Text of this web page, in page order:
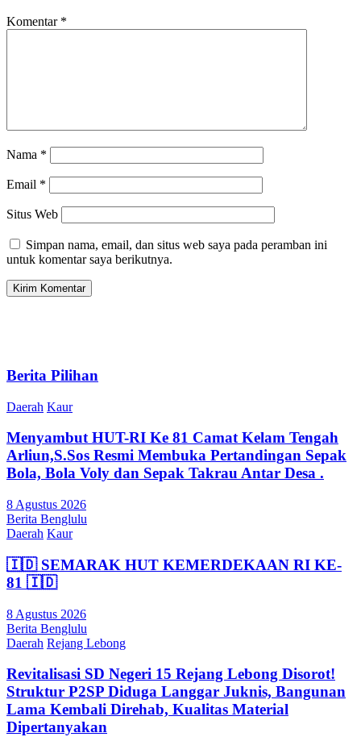
Komentar *
Nama *
Email *
Situs Web
Simpan nama, email, dan situs web saya pada peramban ini
untuk komentar saya berikutnya.
Berita Pilihan
Daerah Kaur
Menyambut HUT-RI Ke 81 Camat Kelam Tengah
Arliun,S.Sos Resmi Membuka Pertandingan Sepak
Bola, Bola Voly dan Sepak Takrau Antar Desa .
8 Agustus 2026
Berita Benglulu
Daerah Kaur
🇮🇩 SEMARAK HUT KEMERDEKAAN RI KE-
81 🇮🇩
8 Agustus 2026
Berita Benglulu
Daerah Rejang Lebong
Revitalisasi SD Negeri 15 Rejang Lebong Disorot!
Struktur P2SP Diduga Langgar Juknis, Bangunan
Lama Kembali Direhab, Kualitas Material
Dipertanyakan